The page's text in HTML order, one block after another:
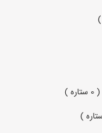
( 0 ستاره )